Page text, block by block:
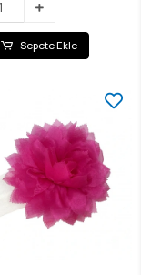
Sepete Ekle